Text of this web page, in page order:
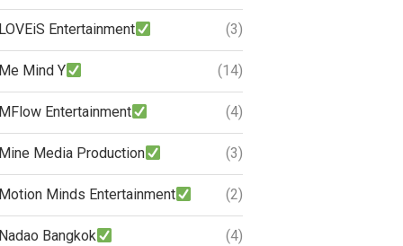
LOVEiS Entertainment (3)
Me Mind Y (14)
MFlow Entertainment (4)
Mine Media Production (3)
Motion Minds Entertainment (2)
Nadao Bangkok (4)